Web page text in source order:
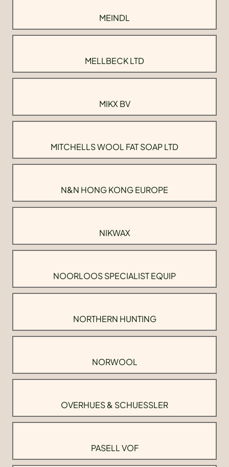
MEINDL
MELLBECK LTD
MIKX BV
MITCHELLS WOOL FAT SOAP LTD
N&N HONG KONG EUROPE
NIKWAX
NOORLOOS SPECIALIST EQUIP
NORTHERN HUNTING
NORWOOL
OVERHUES & SCHUESSLER
PASELL VOF